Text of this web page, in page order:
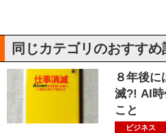
同じカテゴリのおすすめ
８年後
滅?! AI時
こと
ビジネス